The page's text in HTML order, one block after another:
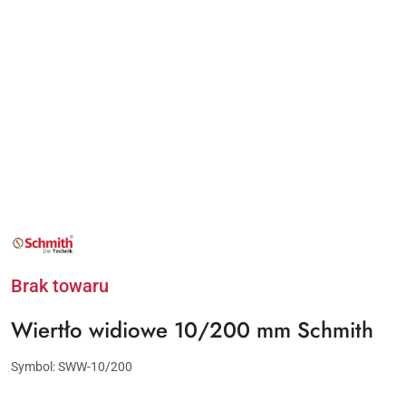
NAZWA
PRODUCENTA:
Brak towaru
Wiertło widiowe 10/200 mm Schmith
Symbol:SWW-10/200